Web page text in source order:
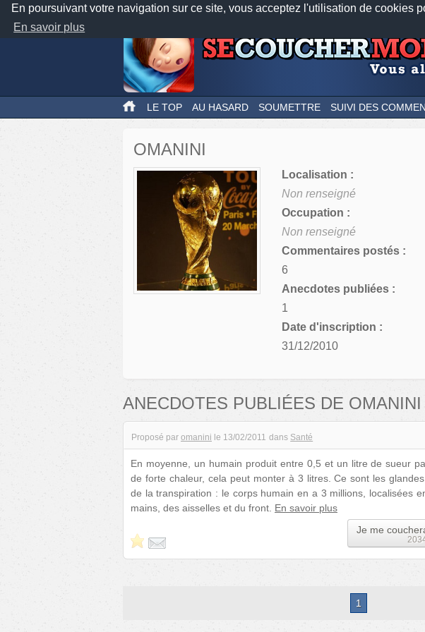
En poursuivant votre navigation sur ce site, vous acceptez l'utilisation de cookies
En savoir plus
Nos
LE TOP AU HASARD SOUMETTRE SUIVI DES
OMANINI
Localisation :
Non renseigné
Occupation :
Non renseigné
Commentaires postés :
6
Anecdotes publiées :
1
Date d'inscription :
31/12/2010
ANECDOTES PUBLIÉES DE OMANINI
Proposé par omanini le 13/02/2011 dans Santé
En moyenne, un humain produit entre 0,5 et un litre de sueur
de forte chaleur, cela peut monter à 3 litres. Ce sont les
de la transpiration : le corps humain en a 3 millions, localisées
mains, des aisselles et du front. En savoir plus
Je me
1